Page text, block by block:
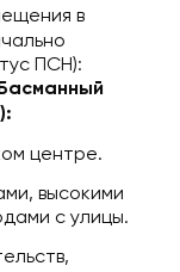
в
ПСН):
центре.
высокими
с улицы.